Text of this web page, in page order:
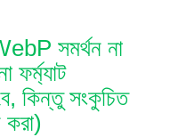
সমর্থন না
ফর্ম্যাট
কিন্তু সংকুচিত